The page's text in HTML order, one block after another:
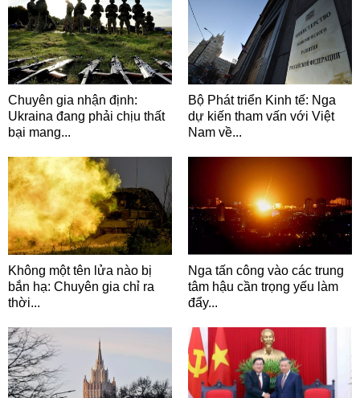
Chuyên gia nhận định:
Ukraina đang phải chịu thất
bại mang...
Bộ Phát triển Kinh tế: Nga
dự kiến tham vấn với Việt
Nam về...
Không một tên lửa nào bị
bắn hạ: Chuyên gia chỉ ra
thời...
Nga tấn công vào các trung
tâm hậu cần trọng yếu làm
đẩy...